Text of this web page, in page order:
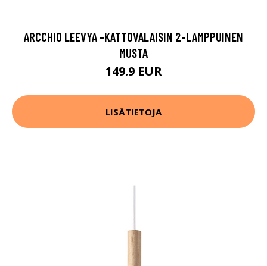
ARCCHIO LEEVYA -KATTOVALAISIN 2-LAMPPUINEN
MUSTA
149.9 EUR
LISÄTIETOJA